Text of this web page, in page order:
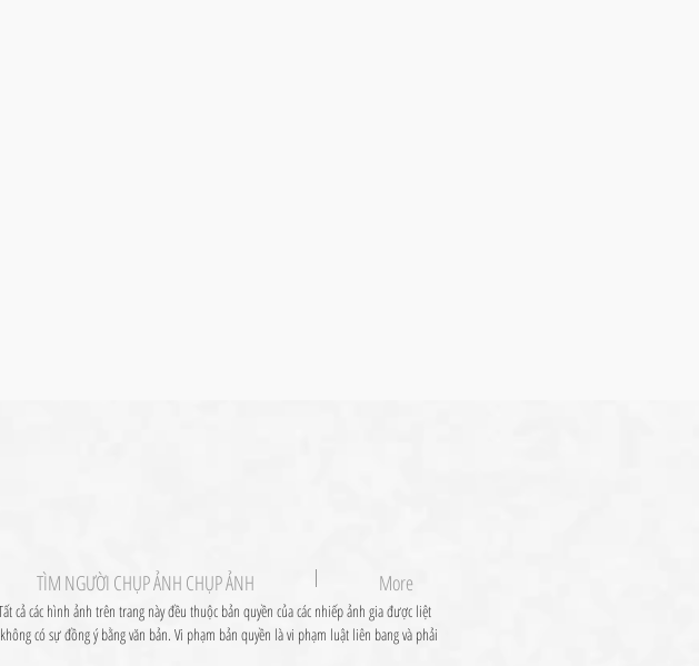
TÌM NGƯỜI CHỤP ẢNH CHỤP ẢNH More
cả các hình ảnh trên trang này đều thuộc bản quyền của các nhiếp ảnh gia được liệt
có sự đồng ý bằng văn bản. Vi phạm bản quyền là vi phạm luật liên bang và phải